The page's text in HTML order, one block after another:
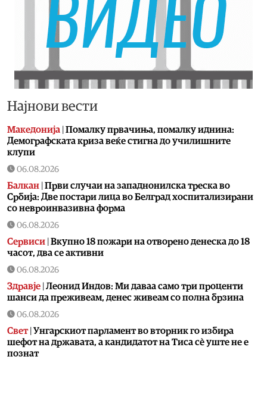
Најнови вести
Македонија Помалку првачиња, помалку иднина:
Демографската криза веќе стигна до училишните
клупи
06.08.2026
Балкан Први случаи на западнонилска треска во
Србија: Две постари лица во Белград хоспитализирани
со невроинвазивна форма
06.08.2026
Сервиси Вкупно 18 пожари на отворено денеска до 18
часот, два се активни
06.08.2026
Здравје Леонид Индов: Ми даваа само три проценти
шанси да преживеам, денес живеам со полна брзина
06.08.2026
Свет| Унгарскиот парламент во вторник го избира
шефот на државата, а кандидатот на Тиса сè уште не е
познат